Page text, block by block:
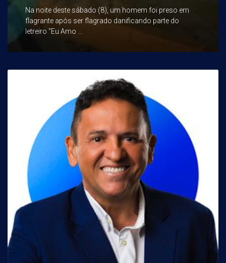
Na noite deste sábado (8), um homem foi preso em
flagrante após ser flagrado danificando parte do
letreiro “Eu Amo ...